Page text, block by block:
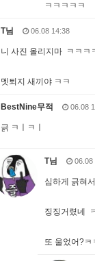
ㅋㅋㅋㅋㅋ
T님 06.08 14:38
니 사진 올리지마 ㅋㅋㅋ
멧퇴지 새끼야 ㅋㅋ
BestNine무적 06.08
긁 ㅋㅣㅋㅣ
T님 06.08
심하게 긁혀
징징거렸네
또 울었어?ㅋ